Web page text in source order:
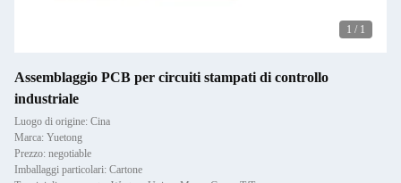
1 / 1
Assemblaggio PCB per circuiti stampati di controllo
industriale
Luogo di origine: Cina
Marca: Yuetong
Prezzo: negotiable
Imballaggi particolari: Cartone